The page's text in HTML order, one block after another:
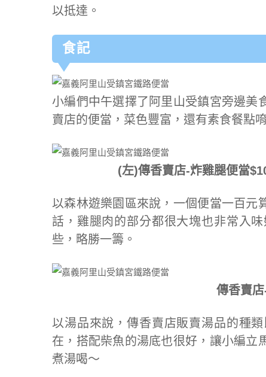
以抵達。
食記
小編們中午選擇了阿里山受鎮宮旁邊美
賣店的便當，菜色豐富，還有素食餐點唷
(左)傳香賣店-炸雞腿便當
以森林遊樂園區來說，一個便當一百元
話，雞腿肉的部分都很大塊也非常入
些，略勝一籌。
傳香賣
以湯品來說，傳香賣店販賣湯品的種
在，搭配柴魚的湯底也很好，讓小編立
煮湯喝～